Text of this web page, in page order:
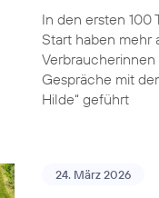
In den ersten 100
Start haben mehr
Gespräche mit
Hilde“ geführt
24. März 2026